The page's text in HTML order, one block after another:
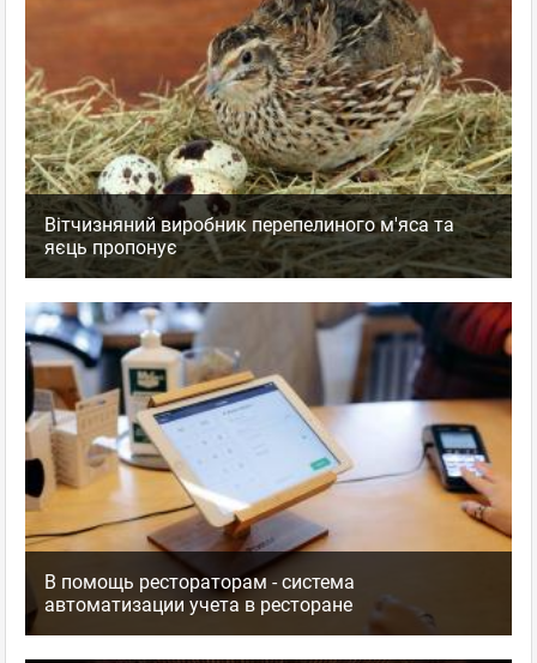
Вітчизняний виробник перепелиного м'яса та
яєць пропонує
В помощь рестораторам - система
автоматизации учета в ресторане